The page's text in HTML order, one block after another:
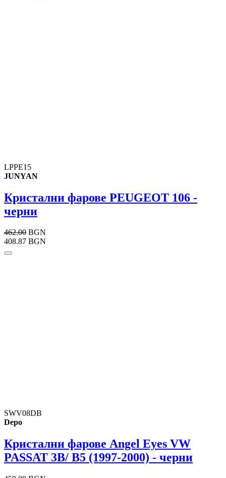
LPPE15
JUNYAN
Кристални фарове PEUGEOT 106 -
черни
462.00 BGN
408.87 BGN
SWV08DB
Depo
Кристални фарове Angel Eyes VW
PASSAT 3B/ B5 (1997-2000) - черни